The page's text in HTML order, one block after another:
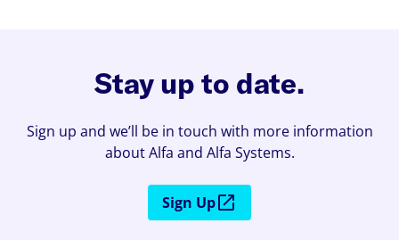
Stay up to date.
Sign up and we’ll be in touch with more information
about Alfa and Alfa Systems.
Sign Up